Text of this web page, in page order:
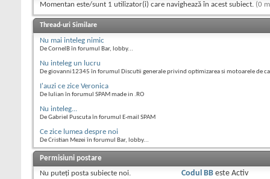
Momentan este/sunt 1 utilizator(i) care navighează în acest subiect. (0
Thread-uri Similare
Nu mai inteleg nimic
De CornelB în forumul Bar, lobby...
Nu inteleg un lucru
De giovanni12345 în forumul Discutii generale privind optimizarea si motoarele de
I'auzi ce zice Veronica
De Iulian în forumul SPAM made in .RO
Nu inteleg...
De Gabriel Puscuta în forumul E-mail SPAM
Ce zice lumea despre noi
De Cristian Mezei în forumul Bar, lobby...
Permisiuni postare
Nu puteţi posta subiecte noi.
Codul BBeste Activ